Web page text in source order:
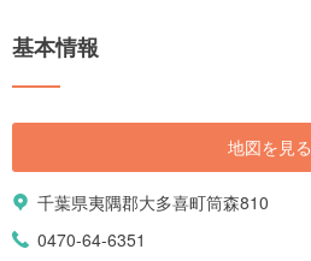
基本情報
地図を見る
千葉県夷隅郡大多喜町筒森810
0470-64-6351